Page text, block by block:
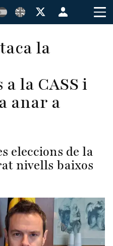
Menú
de
la
la CASS i
anar a
eleccions de la
nivells baixos